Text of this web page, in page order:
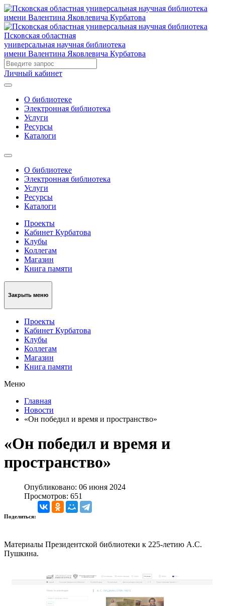
Псковская областная
универсальная научная библиотека
имени Валентина Яковлевича Курбатова
Личный кабинет
О библиотеке
Электронная библиотека
Услуги
Ресурсы
Каталоги
О библиотеке
Электронная библиотека
Услуги
Ресурсы
Каталоги
Проекты
Кабинет Курбатова
Клубы
Коллегам
Магазин
Книга памяти
Закрыть меню
Проекты
Кабинет Курбатова
Клубы
Коллегам
Магазин
Книга памяти
Меню
Главная
Новости
«Он победил и время и пространство»
«Он победил и время и
пространство»
Опубликовано: 06 июня 2024
Просмотров: 651
Поделиться:
Материалы Президентской библиотеки к 225-летию А.С.
Пушкина.